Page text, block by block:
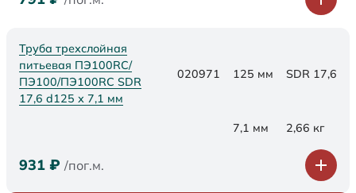
Труба трехслойная
питьевая ПЭ100RC/
ПЭ100/ПЭ100RC SDR
17,6 d125 х 7,1 мм
020971 125 мм SDR 17,6
7,1 мм 2,66 кг
931 ₽ /пог.м.